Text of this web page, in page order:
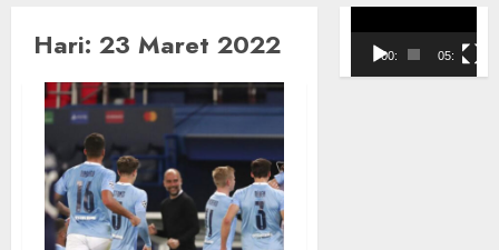
Hari: 23 Maret 2022
Video
00:00 05:10